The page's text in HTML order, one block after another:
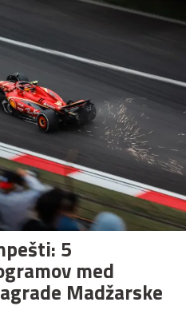
5
med
Madžarske